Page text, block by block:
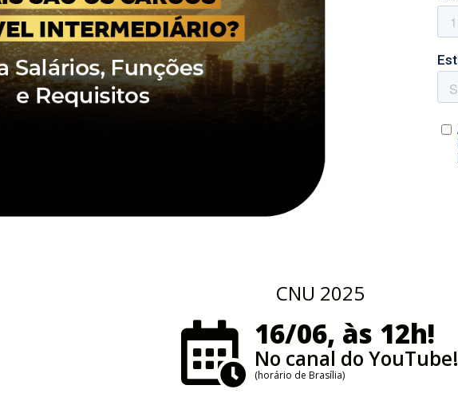
CNU 2025
16/06, às 12h!
No canal do YouTube!
(horário de Brasília)